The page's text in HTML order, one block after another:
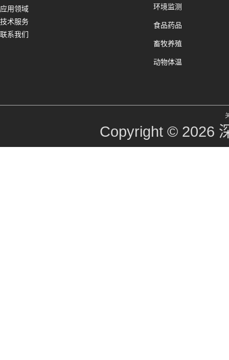
应用领域
技术服务
联系我们
环境监测
食品药品
畜牧养殖
动物体温
Copyright © 2026